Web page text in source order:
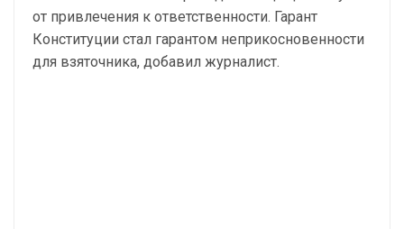
от привлечения к ответственности. Гарант
Конституции стал гарантом неприкосновенности
для взяточника, добавил журналист.